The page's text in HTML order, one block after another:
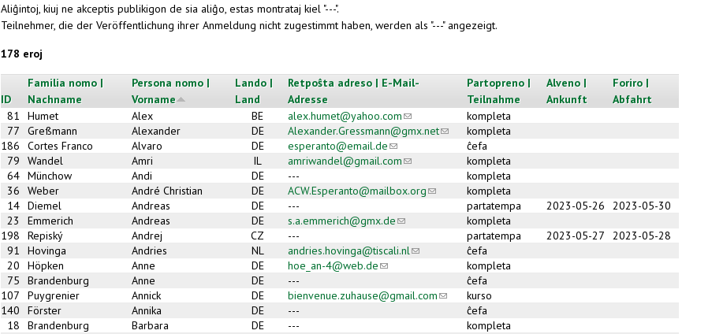
Aliĝintoj, kiuj ne akceptis publikigon de sia aliĝo, estas montrataj kiel "---".
Teilnehmer, die der Veröffentlichung ihrer Anmeldung nicht zugestimmt haben, werden als "---" angezeigt.
178 eroj
ID
Familia nomo |
Nachname
Persona nomo |
Vorname
Lando |
Land
Retpoŝta adreso | E-Mail-
Adresse
Partopreno |
Teilnahme
Alveno |
Ankunft
Foriro |
Abfahrt
81
Humet Alex BE alex.humet@yahoo.com(link sends e-mail)kompleta
77
Greßmann Alexander DE Alexander.Gressmann@gmx.net(link sends e-mail)
kompleta
186
Cortes Franco Alvaro DE esperanto@email.de(link sends e-mail)ĉefa
79
Wandel Amri IL amriwandel@gmail.com(link sends e-mail)kompleta
64 Münchow Andi DE ---
kompleta
36
Weber André Christian DE ACW.Esperanto@mailbox.org(link sends e-mail)
kompleta
14 Diemel Andreas DE --- partatempa 2023-05-26
2023-05-30
23
Emmerich Andreas DE s.a.emmerich@gmx.de(link sends e-mail)kompleta
198
Repiský Andrej CZ --- partatempa 2023-05-27
2023-05-28
91
Hovinga Andries NL andries.hovinga@tiscali.nl(link sends e-mail)
ĉefa
20
Höpken Anne DE hoe_an-4@web.de(link sends e-mail)
kompleta
75
Brandenburg Anne DE ---
ĉefa
107
Puygrenier Annick DE bienvenue.zuhause@gmail.com(link sends e-mail)
kurso
140
Förster Annika DE ---
ĉefa
18
Brandenburg Barbara DE ---
kompleta